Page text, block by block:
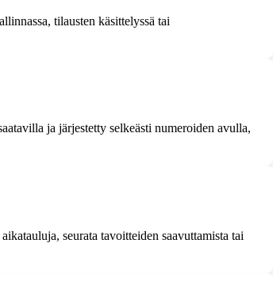
tilausten käsittelyssä tai
ja järjestetty selkeästi numeroiden avulla,
seurata tavoitteiden saavuttamista tai